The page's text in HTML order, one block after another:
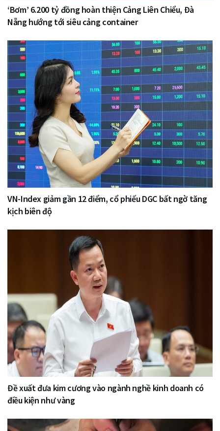
‘Bơm’ 6.200 tỷ đồng hoàn thiện Cảng Liên Chiểu, Đà
Nẵng hướng tới siêu cảng container
VN-Index giảm gần 12 điểm, cổ phiếu DGC bất ngờ tăng
kịch biên độ
Đề xuất đưa kim cương vào ngành nghề kinh doanh có
điều kiện như vàng